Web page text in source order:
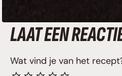
LAAT EEN
Wat vind je van het